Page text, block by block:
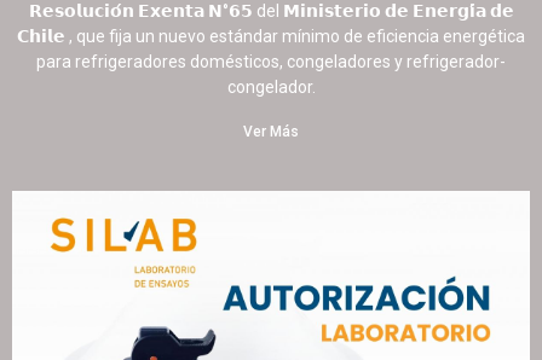
𝗥𝗲𝘀𝗼𝗹𝘂𝗰𝗶𝗼́𝗻 𝗘𝘅𝗲𝗻𝘁𝗮 𝗡°𝟲𝟱 del 𝗠𝗶𝗻𝗶𝘀𝘁𝗲𝗿𝗶𝗼 𝗱𝗲 𝗘𝗻𝗲𝗿𝗴𝗶́𝗮 𝗱𝗲
𝗖𝗵𝗶𝗹𝗲 , que fija un nuevo estándar mínimo de eficiencia energética
para refrigeradores domésticos, congeladores y refrigerador-
congelador.
Ver Más